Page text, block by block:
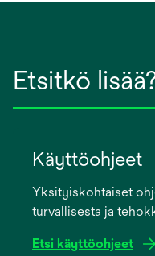
Etsitkö
Käyttöohjeet
Yksityiskohtaiset
turvallisesta ja
Etsi käyttöohjeet